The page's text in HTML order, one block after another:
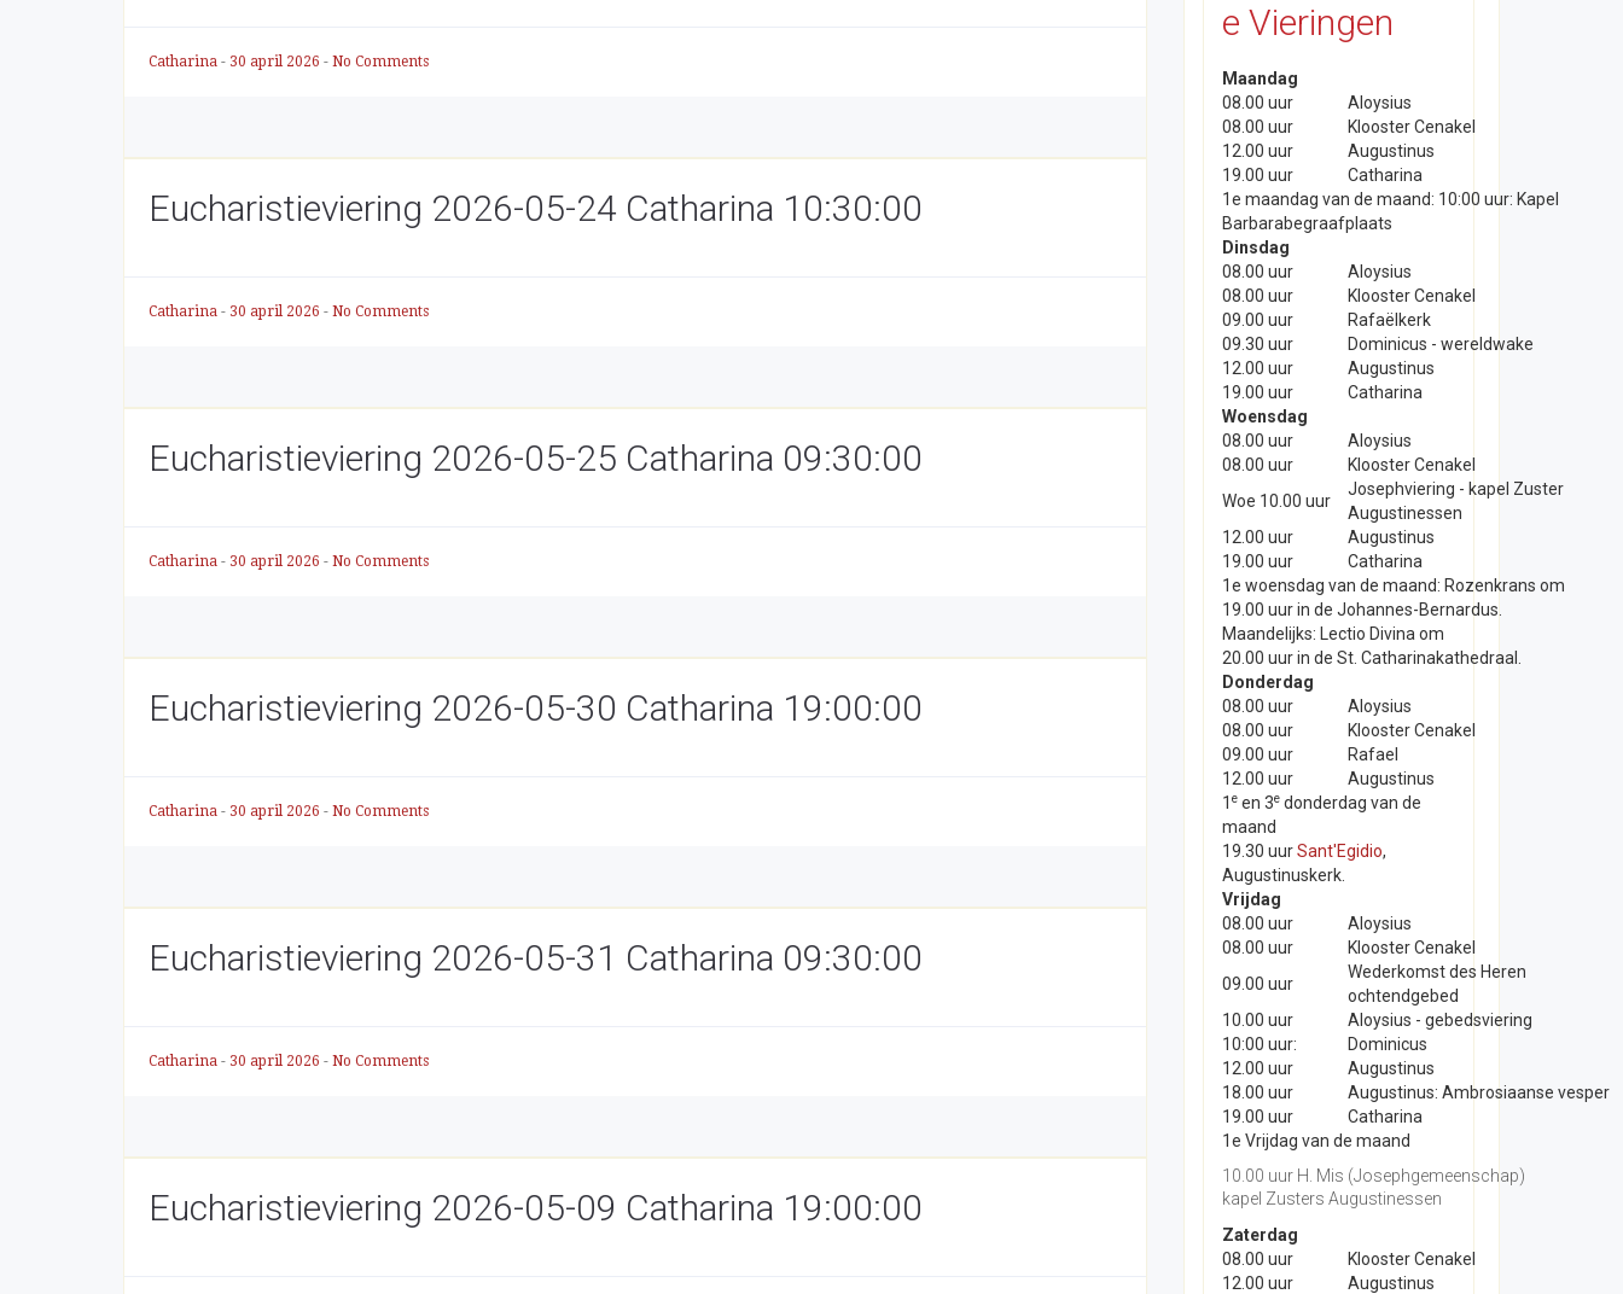
Catharina - 30 april 2026 - No Comments
Eucharistieviering 2026-05-24 Catharina 10:30:00
Catharina - 30 april 2026 - No Comments
Eucharistieviering 2026-05-25 Catharina 09:30:00
Catharina - 30 april 2026 - No Comments
Eucharistieviering 2026-05-30 Catharina 19:00:00
Catharina - 30 april 2026 - No Comments
Eucharistieviering 2026-05-31 Catharina 09:30:00
Catharina - 30 april 2026 - No Comments
Eucharistieviering 2026-05-09 Catharina 19:00:00
e Vieringen
Maandag
08.00 uur
Aloysius
08.00 uur
Klooster Cenakel
12.00 uur
Augustinus
19.00 uur
Catharina
1e maandag van de maand: 10:00 uur: Kapel
Barbarabegraafplaats
Dinsdag
08.00 uur
Aloysius
08.00 uur
Klooster Cenakel
09.00 uur
Rafaëlkerk
09.30 uur
Dominicus - wereldwake
12.00 uur
Augustinus
19.00 uur
Catharina
Woensdag
08.00 uur
Aloysius
08.00 uur
Klooster Cenakel
Woe 10.00 uur
Josephviering - kapel Zuster
Augustinessen
12.00 uur
Augustinus
19.00 uur
Catharina
1e woensdag van de maand: Rozenkrans om
19.00 uur in de Johannes-Bernardus.
Maandelijks: Lectio Divina om
20.00 uur in de St. Catharinakathedraal.
Donderdag
08.00 uur
Aloysius
08.00 uur
Klooster Cenakel
09.00 uur
Rafael
12.00 uur
Augustinus
1 een 3edonderdag van de
maand
19.30 uurSant'Egidio,
Augustinuskerk.
Vrijdag
08.00 uur
Aloysius
08.00 uur
Klooster Cenakel
09.00 uur
Wederkomst des Heren
ochtendgebed
10.00 uur
Aloysius - gebedsviering
10:00 uur:
Dominicus
12.00 uur
Augustinus
18.00 uur
Augustinus: Ambrosiaanse vesper
19.00 uur
Catharina
1e Vrijdag van de maand
10.00 uur H. Mis (Josephgemeenschap)
kapel Zusters Augustinessen
Zaterdag
08.00 uur
Klooster Cenakel
12.00 uur
Augustinus